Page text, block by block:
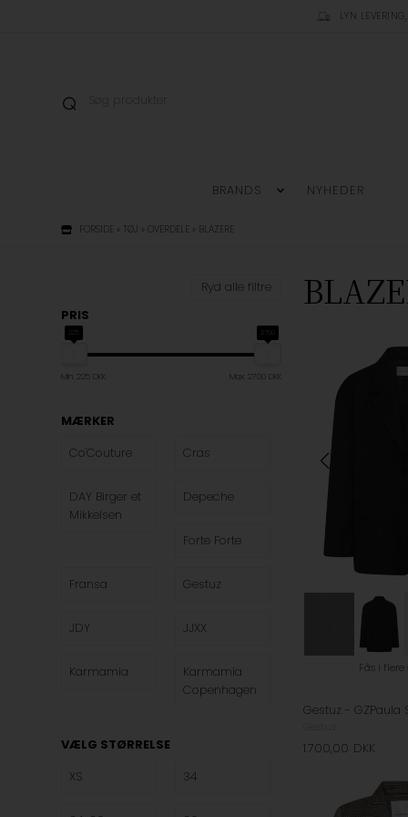
LYN
BRANDS NYHEDER
FORSIDE » TØJ » OVERDELE » BLAZERE
Ryd alle filtre
PRIS
2700
Min: 225 DKK Max: 2700 DKK
MÆRKER
Co'Couture
Cras
DAY Birger et
Mikkelsen
Depeche
Forte Forte
Fransa Gestuz
JDY JJXX
Karmamia
Karmamia
Copenhagen
Mads
Marta du
VÆLG STØRRELSE
XS
34
Fås i flere
Gestuz - GZPaula
1.700,00 DKK